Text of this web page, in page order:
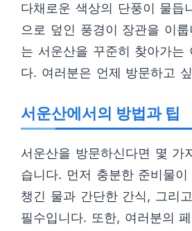
다채로운 색상의 단풍이 물듭
으로 덮인 풍경이 장관을 이
는 서운산을 꾸준히 찾아가는
다. 여러분은 언제 방문하고
서운산에서의 방법과 팁
서운산을 방문하신다면 몇 가
습니다. 먼저 충분한 준비물
챙긴 물과 간단한 간식, 그리
필수입니다. 또한, 여러분의